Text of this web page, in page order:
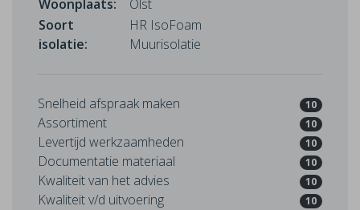
Woonplaats:
Olst
Soort
isolatie:
HR IsoFoam
Muurisolatie
Snelheid afspraak maken 10
Assortiment 10
Levertijd werkzaamheden 10
Documentatie materiaal 10
Kwaliteit van het advies 10
Kwaliteit v/d uitvoering 10